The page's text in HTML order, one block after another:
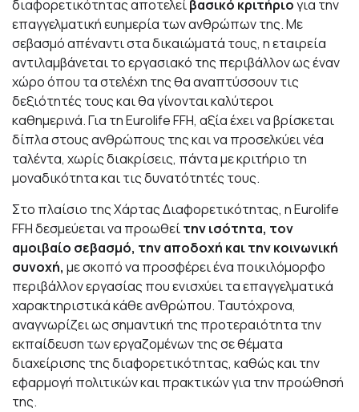
διαφορετικότητας αποτελείβασικό κριτήριογια την
επαγγελματική ευημερία των ανθρώπων της. Με
σεβασμό απέναντι στα δικαιώματά τους, η εταιρεία
αντιλαμβάνεται το εργασιακό της περιβάλλον ως έναν
χώρο όπου τα στελέχη της θα αναπτύσσουν τις
δεξιότητές τους και θα γίνονται καλύτεροι
καθημερινά. Για τη Eurolife FFH, αξία έχει να βρίσκεται
δίπλα στους ανθρώπους της και να προσελκύει νέα
ταλέντα, χωρίς διακρίσεις, πάντα με κριτήριο τη
μοναδικότητα και τις δυνατότητές τους.
Στο πλαίσιο της Χάρτας Διαφορετικότητας, η Eurolife
FFH δεσμεύεται να προωθείτην ισότητα, τον
αμοιβαίο σεβασμό, την αποδοχή και την κοινωνική
συνοχή, με σκοπό να προσφέρει ένα ποικιλόμορφο
περιβάλλον εργασίας που ενισχύει τα επαγγελματικά
χαρακτηριστικά κάθε ανθρώπου. Ταυτόχρονα,
αναγνωρίζει ως σημαντική της προτεραιότητα την
εκπαίδευση των εργαζομένων της σε θέματα
διαχείρισης της διαφορετικότητας, καθώς και την
εφαρμογή πολιτικών και πρακτικών για την προώθησή
της.